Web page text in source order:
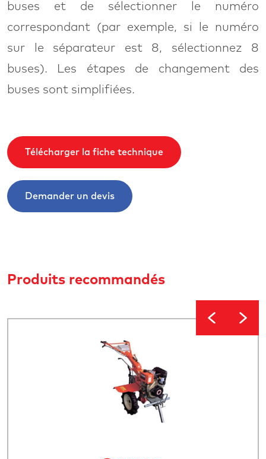
buses et de sélectionner le numéro
correspondant (par exemple, si le numéro
sur le séparateur est 8, sélectionnez 8
buses). Les étapes de changement des
buses sont simpliﬁées.
Télécharger la fiche technique
Demander un devis
Produits recommandés